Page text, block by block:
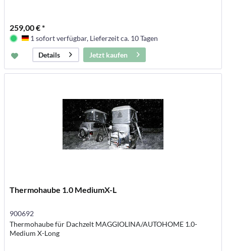
259,00 € *
Deutschland
1 sofort verfügbar, Lieferzeit ca. 10 Tagen
Details
Jetzt kaufen
Thermohaube 1.0 MediumX-L
900692
Thermohaube für Dachzelt MAGGIOLINA/AUTOHOME 1.0-
Medium X-Long